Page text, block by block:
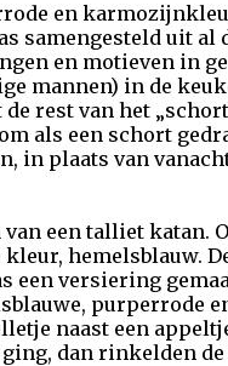
en
samengesteld uit al
en motieven in
mannen) in de
rest van het
als een schort
in plaats van
een talliet katan.
hemelsblauw.
een versiering
purperrode
naast een
dan rinkelden